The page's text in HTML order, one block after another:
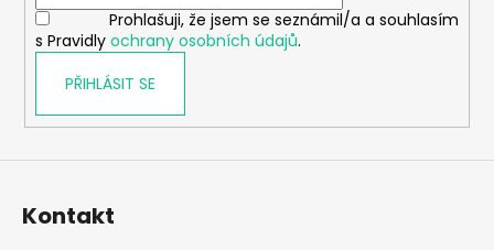
Prohlašuji, že jsem se seznámil/a a souhlasím
s Pravidly ochrany osobních údajů.
PŘIHLÁSIT SE
Kontakt